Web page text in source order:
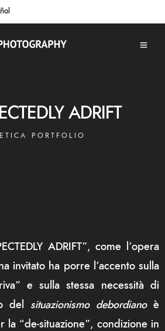
ADRIFT
PORTFOLIO
ADRIFT”, come l’opera
invitato ha porre l’accento sulla
e sulla stessa necessità di
del situazionismo debordianoè
la “de-situazione”, condizione in